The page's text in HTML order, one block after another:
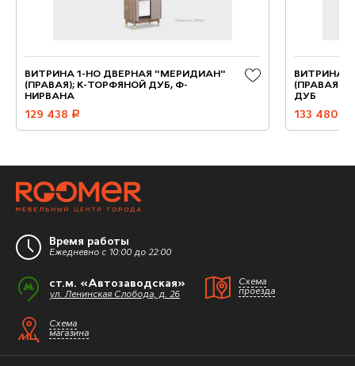
ВИТРИНА 1-НО ДВЕРНАЯ "МЕРИДИАН"
(ПРАВАЯ); К-ТОРФЯНОЙ ДУБ, Ф-
НИРВАНА
129 438 руб.
ВИТРИНА
(ПРАВАЯ);
ДУБ
133 480
Время работы
Ежедневно с 10:00 до 22:00
ст.м. «Автозаводская»
ул. Ленинская Слобода, д. 26
Схема
проезда
Схема
магазина